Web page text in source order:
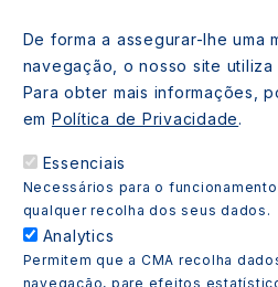
800206770 (gratuito
Contacte-nos
Espaços de atendimento
Livro Amarelo
De forma a assegurar-lhe uma
navegação, o nosso site
Para obter mais informações,
em Política de Privacidade.
Essenciais
Necessários para o
qualquer recolha dos seus dados.
Analytics
Permitem que a CMA recolha
navegação, pare efeitos